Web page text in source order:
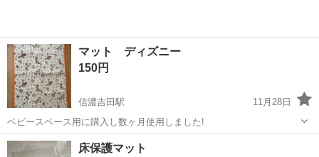
マット ディズニー
150円
信濃吉田駅
11月28日
ベビースペース用に購入し数ヶ月使用しました!
長野 長野市 信濃吉田駅
床保護マット